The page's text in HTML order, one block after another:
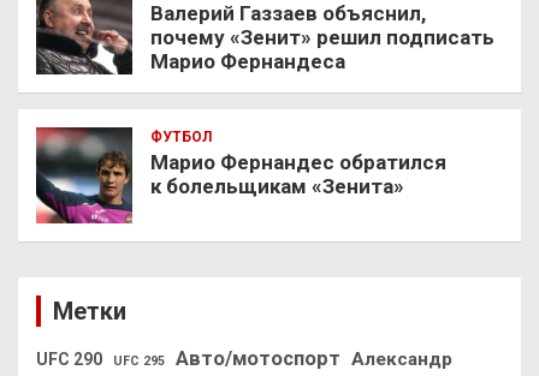
Валерий Газзаев объяснил,
почему «Зенит» решил подписать
Марио Фернандеса
ФУТБОЛ
Марио Фернандес обратился
к болельщикам «Зенита»
Метки
UFC 290 UFC 295 Авто/мотоспорт Александр